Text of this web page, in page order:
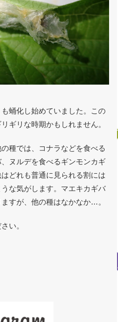
蛹化し始めていました。この
ギリな時期かもしれません。
種では、コナラなどを食べる
ヌルデを食べるギンモンカギ
どれも普通に見られる割には
な気がします。マエキカギバ
すが、他の種はなかなか…。
い。